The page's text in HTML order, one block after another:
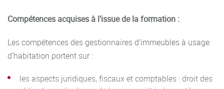
Compétences acquises à l’issue de la formation :
Les compétences des gestionnaires d’immeubles à usage
d’habitation portent sur :
les aspects juridiques, fiscaux et comptables : droit des